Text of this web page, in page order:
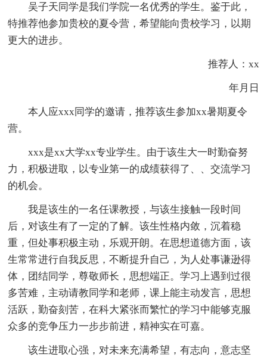
吴子天同学是我们学院一名优秀的学生。鉴于此，
特推荐他参加贵校的夏令营，希望能向贵校学习，以期
更大的进步。
推荐人：xx
年月日
本人应xxx同学的邀请，推荐该生参加xx暑期夏令
营。
xxx是xx大学xx专业学生。由于该生大一时勤奋努
力，积极进取，以专业第一的成绩获得了、、交流学习
的机会。
我是该生的一名任课教授，与该生接触一段时间
后，对该生有了一定的了解。该生性格内敛，沉着稳
重，但处事积极主动，乐观开朗。在思想道德方面，该
生常常进行自我反思，不断提升自己，为人处事谦逊得
体，团结同学，尊敬师长，思想端正。学习上遇到过很
多苦难，主动请教同学和老师，课上能主动发言，思想
活跃，勤奋刻苦，在科大紧张而繁忙的学习中能够克服
众多的竞争压力一步步前进，精神实在可嘉。
该生进取心强，对未来充满希望，有志向，意志坚